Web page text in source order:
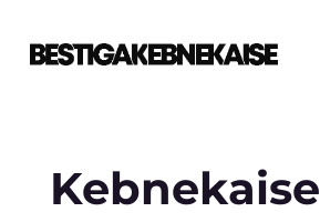
Kebnekaise